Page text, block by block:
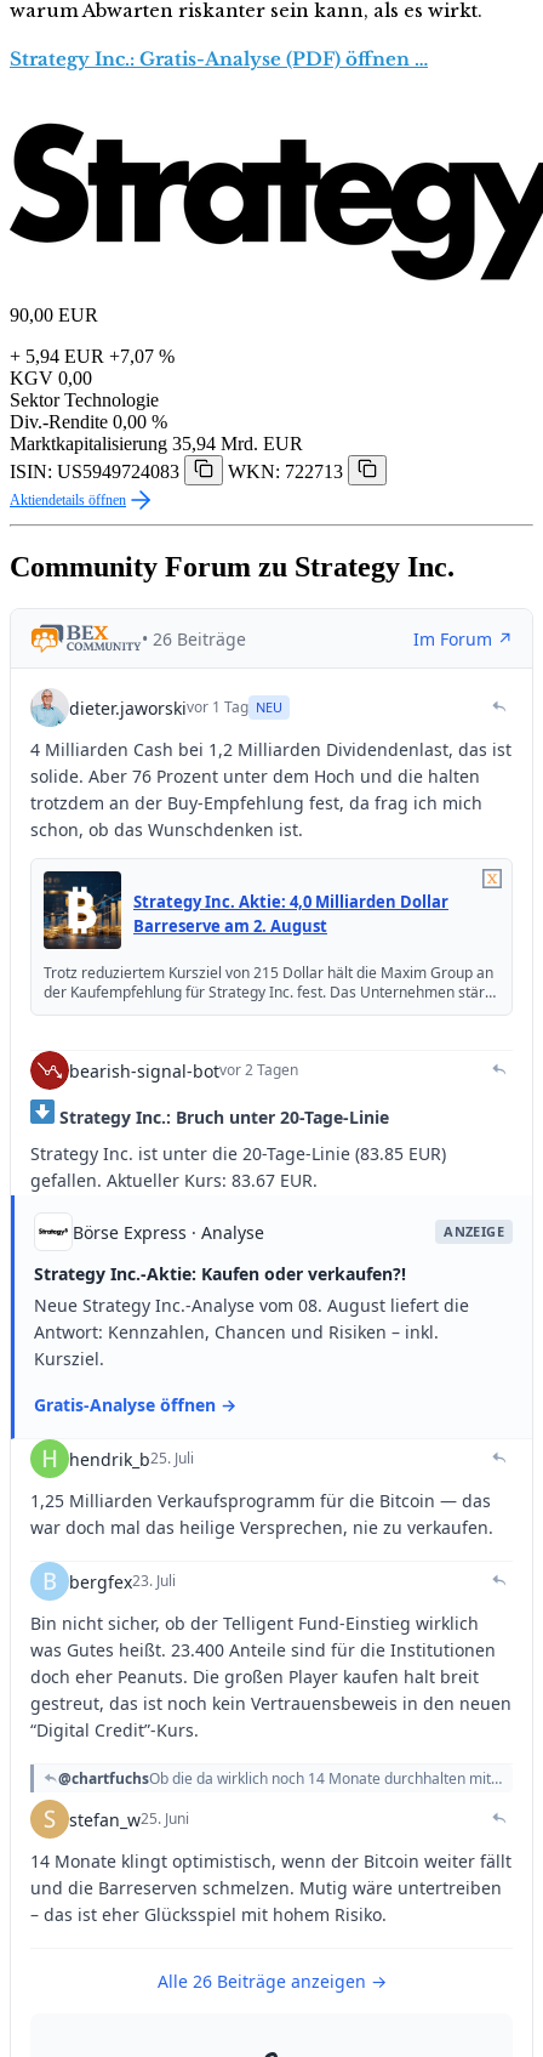
warum Abwarten riskanter sein kann, als es wirkt.
Strategy Inc.: Gratis-Analyse (PDF) öffnen …
90,00 EUR
+ 5,94 EUR +7,07 %
KGV 0,00
Sektor Technologie
Div.-Rendite 0,00 %
Marktkapitalisierung 35,94 Mrd. EUR
ISIN: US5949724083
WKN: 722713
Aktiendetails öffnen
Community Forum zu Strategy Inc.